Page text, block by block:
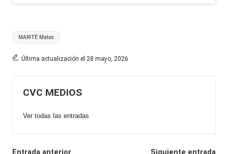
Etiquetas:
MARITÉ Matus
Última actualización el 28 mayo, 2026
CVC MEDIOS
Ver todas las entradas
Entrada anterior Siguiente entrada